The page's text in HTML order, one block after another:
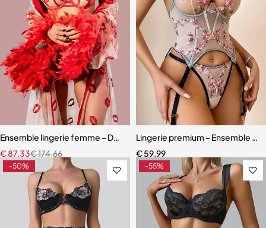
Ensemble lingerie femme – Dentelle rouge avec robe en maille et
€174,66
€ 87,33
Lingerie premium – Ensemble
€ 59,99
-50% -55%